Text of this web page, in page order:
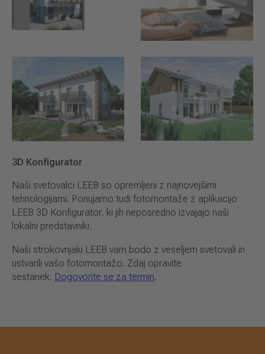
3D Konfigurator
Naši svetovalci LEEB so opremljeni z najnovejšimi
tehnologijami. Ponujamo tudi fotomontaže z aplikacijo
LEEB 3D Konfigurator, ki jih neposredno izvajajo naši
lokalni predstavniki.
Naši strokovnjaki LEEB vam bodo z veseljem svetovali in
ustvarili vašo fotomontažo. Zdaj opravite
sestanek. Dogovorite se za termin.